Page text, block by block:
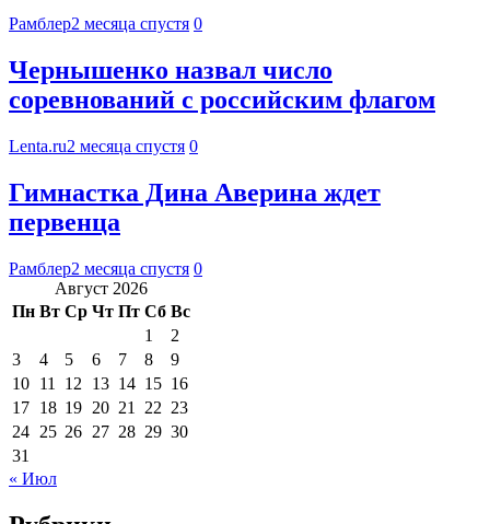
Рамблер2 месяца спустя 0
Чернышенко назвал число
соревнований с российским флагом
Lenta.ru2 месяца спустя 0
Гимнастка Дина Аверина ждет
первенца
Рамблер2 месяца спустя 0
Август 2026
Пн Вт Ср Чт Пт Сб Вс
1
2
3
4 5 6 7 8
9
10 11 12 13 14 15 16
17 18 19 20 21 22 23
24 25 26 27 28 29 30
31
« Июл